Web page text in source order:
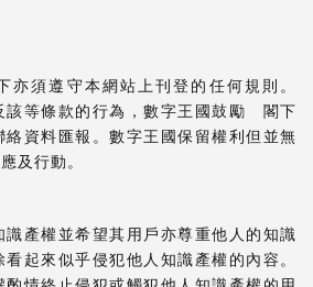
須遵守本網站上刊登的任何規則。
等條款的行為，數字王國鼓勵 閣下
資料匯報。數字王國保留權利但並無
及行動。
產權並希望其用戶亦尊重他人的知識
起來似乎侵犯他人知識產權的內容。